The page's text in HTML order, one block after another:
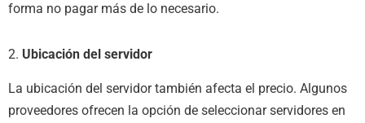
forma no pagar más de lo necesario.
2. Ubicación del servidor
La ubicación del servidor también afecta el precio. Algunos
proveedores ofrecen la opción de seleccionar servidores en